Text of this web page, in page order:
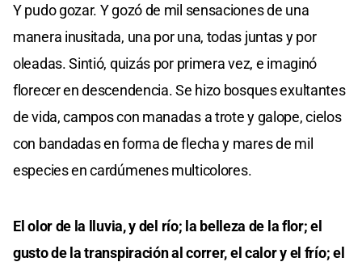
Y pudo gozar. Y gozó de mil sensaciones de una
manera inusitada, una por una, todas juntas y por
oleadas. Sintió, quizás por primera vez, e imaginó
florecer en descendencia. Se hizo bosques exultantes
de vida, campos con manadas a trote y galope, cielos
con bandadas en forma de flecha y mares de mil
especies en cardúmenes multicolores.
El olor de la lluvia, y del río; la belleza de la flor; el
gusto de la transpiración al correr, el calor y el frío; el